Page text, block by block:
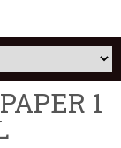
1